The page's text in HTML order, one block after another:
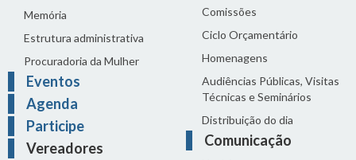
Memória
Estrutura administrativa
Procuradoria da Mulher
Eventos
Agenda
Participe
Vereadores
Comissões
Ciclo Orçamentário
Homenagens
Audiências Públicas, Visitas
Técnicas e Seminários
Distribuição do dia
Comunicação